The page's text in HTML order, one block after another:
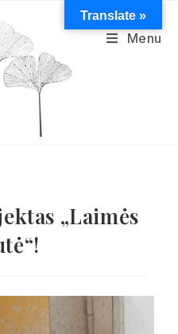
Menu
„Laimės
Translate »